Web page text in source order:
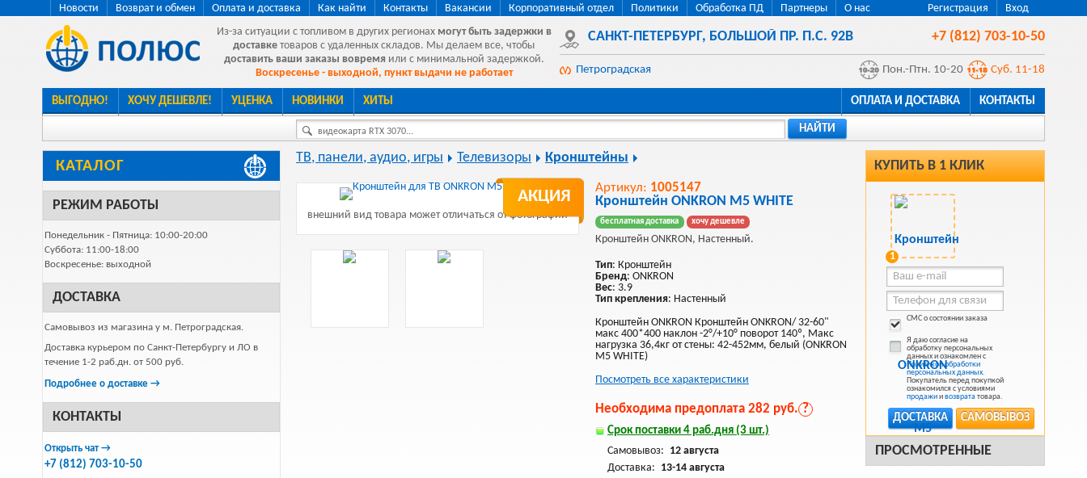
Регистрация Вход
Новости Возврат и обмен Оплата и доставка Как найти Контакты Вакансии Корпоративный отдел Политики Обработка ПД Партнеры
О нас
Из-за ситуации с топливом в других регионах могут быть задержки в
доставке товаров с удаленных складов. Мы делаем все, чтобы
доставить ваши заказы вовремя или с минимальной задержкой.
Воскресенье - выходной, пункт выдачи не работает
САНКТ-ПЕТЕРБУРГ, БОЛЬШОЙ ПР. П.С. 92В +7 (812) 703-10-50
Петроградская Пон.-Птн. 10-20 Суб. 11-18
ВЫГОДНО! ХОЧУ ДЕШЕВЛЕ! УЦЕНКА НОВИНКИ ХИТЫ ОПЛАТА И ДОСТАВКА КОНТАКТЫ
видеокарта RTX 3070... НАЙТИ
КАТАЛОГ
РЕЖИМ РАБОТЫ
Понедельник - Пятница: 10:00-20:00
Суббота: 11:00-18:00
Воскресенье: выходной
ДОСТАВКА
Самовывоз из магазина у м. Петроградская.
Доставка курьером по Санкт-Петербургу и ЛО в
течение 1-2 раб.дн. от 500 руб.
Подробнее о доставке →
КОНТАКТЫ
Открыть чат →
+7 (812) 703-10-50
КУПИТЬ В 1 КЛИК
1
СМС о состоянии заказа
Я даю согласие на
обработку персональных
данных и ознакомлен с
Политикой обработки
персональных данных.
Покупатель перед покупкой
ознакомился с условиями
продажиивозврататовара.
САМОВЫВОЗ
ДОСТАВКА
ПРОСМОТРЕННЫЕ
ТВ, панели, аудио, игры Телевизоры Кронштейны
АКЦИЯ
внешний вид товара может отличаться от фотографии
Артикул: 1005147
Кронштейн ONKRON M5 WHITE
бесплатная доставка хочу дешевле
Кронштейн ONKRON, Настенный.
Тип: Кронштейн
Бренд: ONKRON
Вес: 3.9
Тип крепления: Настенный
Кронштейн ONKRON Кронштейн ONKRON/ 32-60"
макс 400*400 наклон -2°/+10° поворот 140º, Макс
нагрузка 36,4кг от стены: 42-452мм, белый (ONKRON
M5 WHITE)
Посмотреть все характеристики
Необходима предоплата 282 руб. ?
Срок поставки 4 раб.дня (3 шт.)
Самовывоз: 12 августа
Доставка: 13-14 августа